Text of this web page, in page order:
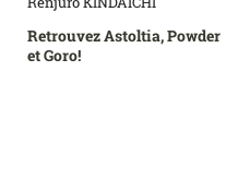
Retrouvez Astoltia, Powder
et Goro!